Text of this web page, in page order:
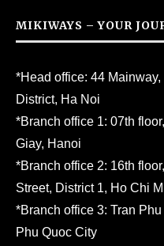
MIKIWAYS – YOUR
*Head office: 44
District, Ha Noi
*Branch office 1: 07th
Giay, Hanoi
*Branch office 2: 16th
Street, District 1, Ho Chi
*Branch office 3: Tran
Phu Quoc City